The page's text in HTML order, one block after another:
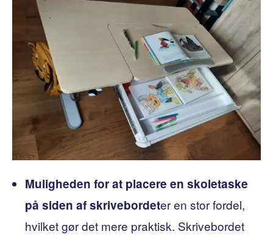
Muligheden for at placere en skoletaske
på siden af ​​skrivebordeter en stor fordel,
hvilket gør det mere praktisk. Skrivebordet